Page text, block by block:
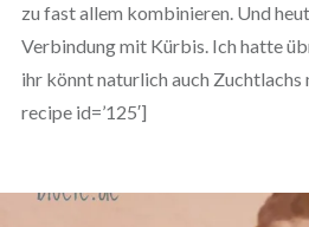
zu fast allem kombinieren. Und
Verbindung mit Kürbis. Ich hatte
ihr könnt naturlich auch Zuchtlachs
recipe id=’125′]
❅